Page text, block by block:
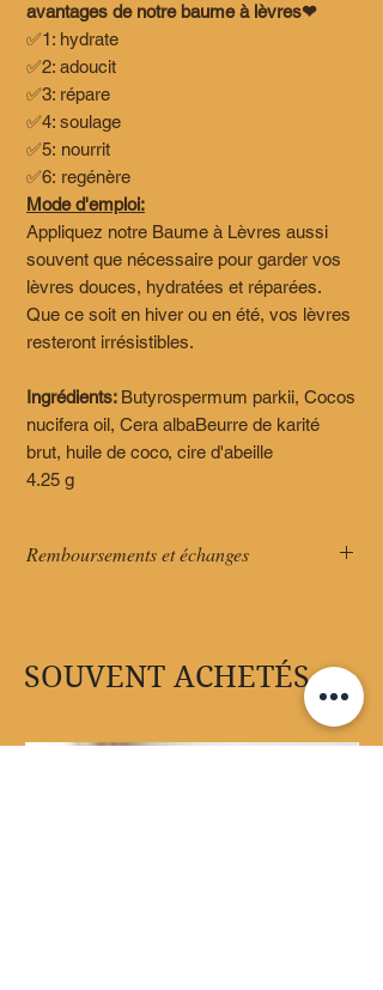
avantages de notre baume à lèvres❤
✅1: hydrate
✅2: adoucit
✅3: répare
✅4: soulage
✅5: nourrit
✅6: regénère
Mode d'emploi:
Appliquez notre Baume à Lèvres aussi
souvent que nécessaire pour garder vos
lèvres douces, hydratées et réparées.
Que ce soit en hiver ou en été, vos lèvres
resteront irrésistibles.
Ingrédients: Butyrospermum parkii, Cocos
nucifera oil, Cera albaBeurre de karité
brut, huile de coco, cire d'abeille
4.25 g
Remboursements et échanges
compréhension.
SOUVENT ACHETÉS